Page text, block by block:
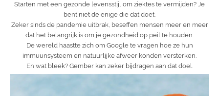
Starten met een gezonde levensstijl om ziektes te vermijden? Je
bent niet de enige die dat doet.
Zeker sinds de pandemie uitbrak, beseffen mensen meer en meer
dat het belangrijk is om je gezondheid op peil te houden.
De wereld haastte zich om Google te vragen hoe ze hun
immuunsysteem en natuurlijke afweer konden versterken.
En wat bleek? Gember kan zeker bijdragen aan dat doel.